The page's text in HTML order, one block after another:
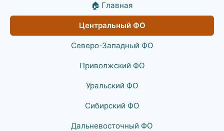
🏠 Главная
Центральный ФО
Северо-Западный ФО
Приволжский ФО
Уральский ФО
Сибирский ФО
Дальневосточный ФО